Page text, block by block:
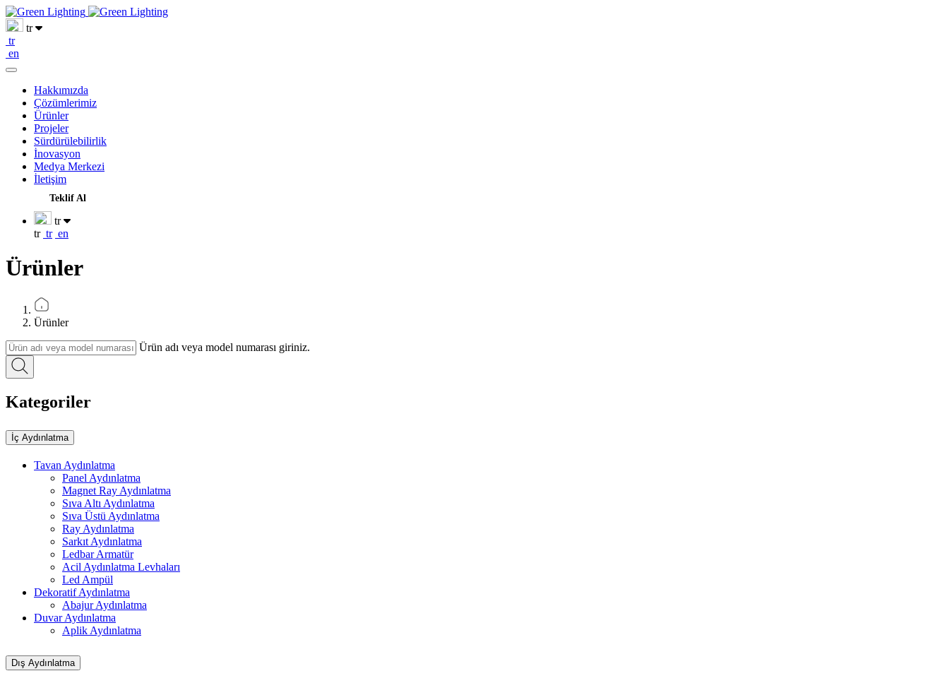
tr
tr
en
Hakkımızda
Çözümlerimiz
Ürünler
Projeler
Sürdürülebilirlik
İnovasyon
Medya Merkezi
İletişim
Teklif Al
tr
tr tr en
Ürünler
Ürünler
Ürün adı veya model numarası giriniz.
Kategoriler
İç Aydınlatma
Tavan Aydınlatma
Panel Aydınlatma
Magnet Ray Aydınlatma
Sıva Altı Aydınlatma
Sıva Üstü Aydınlatma
Ray Aydınlatma
Sarkıt Aydınlatma
Ledbar Armatür
Acil Aydınlatma Levhaları
Led Ampül
Dekoratif Aydınlatma
Abajur Aydınlatma
Duvar Aydınlatma
Aplik Aydınlatma
Dış Aydınlatma